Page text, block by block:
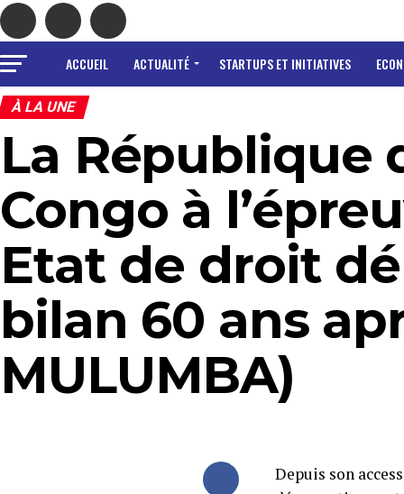
ACCUEIL ACTUALITÉ STARTUPS ET INITIATIVES
À LA UNE
La République
Congo à
Etat de droit
bilan 60 ans
MULUMBA)
Depuis son